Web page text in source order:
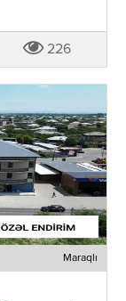
226
Maraqlı